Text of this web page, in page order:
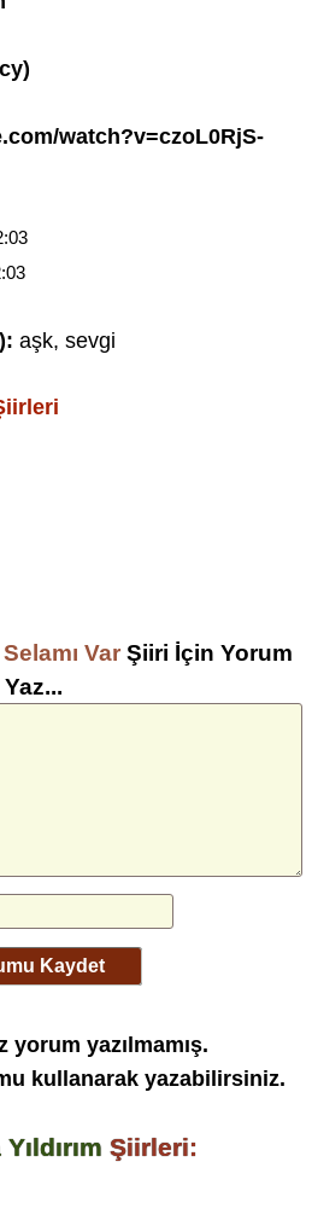
watch?v=czoL0RjS-
aşk, sevgi
VarŞiiri İçin Yorum
Yaz...
Kaydet
yorum yazılmamış.
kullanarak yazabilirsiniz.
Şiirleri: